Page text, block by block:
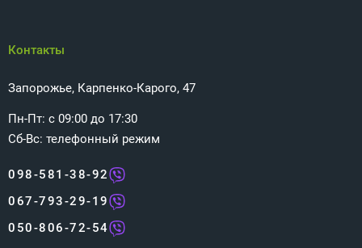
Контакты
Запорожье, Карпенко-Карого, 47
Пн-Пт: с 09:00 до 17:30
Сб-Вс: телефонный режим
098-581-38-92
067-793-29-19
050-806-72-54